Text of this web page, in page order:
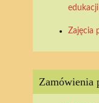
edukacji
Zajęcia
Zamówienia